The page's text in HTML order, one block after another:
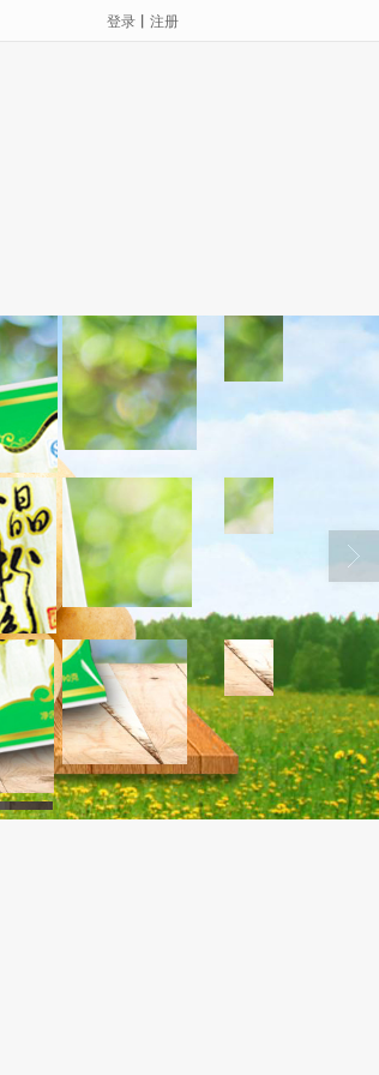
登录 丨 注册